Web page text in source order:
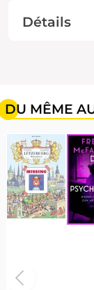
Détails
DU MÊME